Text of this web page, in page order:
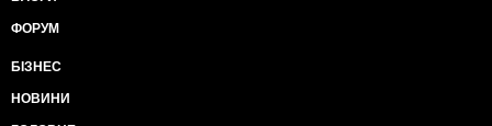
ФОРУМ
БІЗНЕС
НОВИНИ